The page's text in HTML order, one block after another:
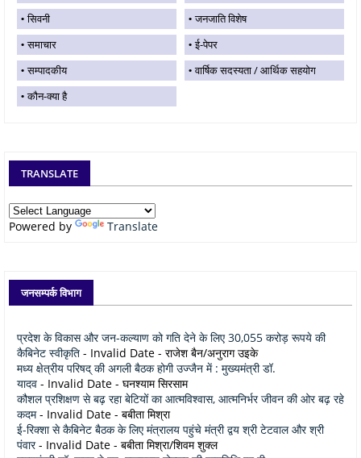
सिवनी
जनजाति विशेष
समाचार
ई-पेपर
सम्पादकीय
वार्षिक सदस्यता / आर्थिक सहयोग
कौन-क्या है
TRANSLATE
Powered by Translate
जनसम्पर्क विभाग
प्रदेश के विकास और जन-कल्याण को गति देने के लिए 30,055 करोड़ रूपये की
कैबिनेट स्वीकृति - Invalid Date - राजेश बैन/अनुराग उइके
मध्य क्षेत्रीय परिषद् की अगली बैठक होगी उज्जैन में : मुख्यमंत्री डॉ.
यादव - Invalid Date - घनश्याम सिरसाम
कौशल प्रशिक्षण से बढ़ रहा बेटियों का आत्मविश्वास, आत्मनिर्भर जीवन की ओर बढ़ रहे
कदम- Invalid Date - बबीता मिश्रा
ई-रिक्शा से कैबिनेट बैठक के लिए मंत्रालय पहुंचे मंत्री द्वय श्री टेटवाल और श्री
पंवार- Invalid Date - बबीता मिश्रा/शिवम शुक्ल